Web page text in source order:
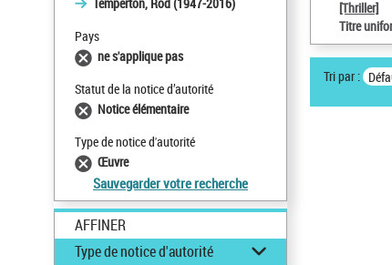
Pays
ne s'applique pas
Statut de la notice d’autorité
Notice élémentaire
Type de notice d'autorité
Œuvre
Sauvegarder votre recherche
AFFINER
Type de notice d'autorité
[Thriller]
Titre
Tri par :